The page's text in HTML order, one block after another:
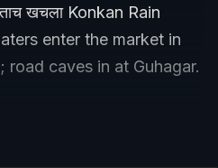
खचला Konkan Rain
enter the market in
road caves in at Guhagar.